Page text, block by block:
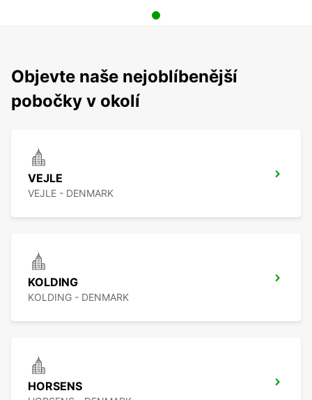
Objevte naše nejoblíbenější
pobočky v okolí
VEJLE
VEJLE - DENMARK
KOLDING
KOLDING - DENMARK
HORSENS